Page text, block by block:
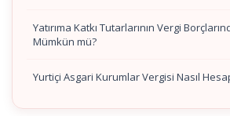
Yatırıma Katkı Tutarlarının Vergi
Mümkün mü?
Yurtiçi Asgari Kurumlar Vergisi Nasıl